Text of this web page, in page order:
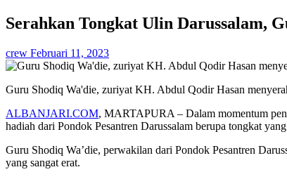
Serahkan Tongkat Ulin Darussalam,
crew Februari 11, 2023
Guru Shodiq Wa'die, zuriyat KH. Abdul Qodir Hasan
ALBANJARI.COM, MARTAPURA – Dalam momentum
hadiah dari Pondok Pesantren Darussalam berupa tongkat
Guru Shodiq Wa’die, perwakilan dari Pondok Pesantren
yang sangat erat.